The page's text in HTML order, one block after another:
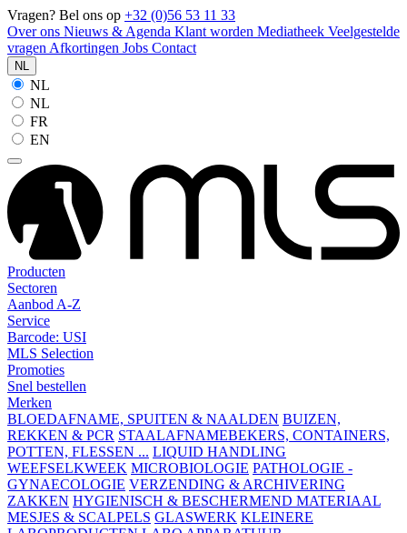
Vragen? Bel ons op +32 (0)56 53 11 33
Over ons Nieuws & Agenda Klant worden Mediatheek Veelgestelde
vragen Afkortingen Jobs Contact
NL
NL
NL
FR
EN
Producten
Sectoren
Aanbod A-Z
Service
Barcode: USI
MLS Selection
Promoties
Snel bestellen
Merken
BLOEDAFNAME, SPUITEN & NAALDEN BUIZEN,
REKKEN & PCR STAALAFNAMEBEKERS, CONTAINERS,
POTTEN, FLESSEN ... LIQUID HANDLING
WEEFSELKWEEK MICROBIOLOGIE PATHOLOGIE -
GYNAECOLOGIE VERZENDING & ARCHIVERING
ZAKKEN HYGIENISCH & BESCHERMEND MATERIAAL
MESJES & SCALPELS GLASWERK KLEINERE